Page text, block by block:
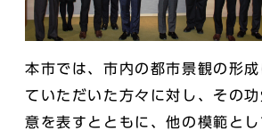
本市では、市内の都市景観の形
ていただいた方々に対し、その
意を表すとともに、他の模範と